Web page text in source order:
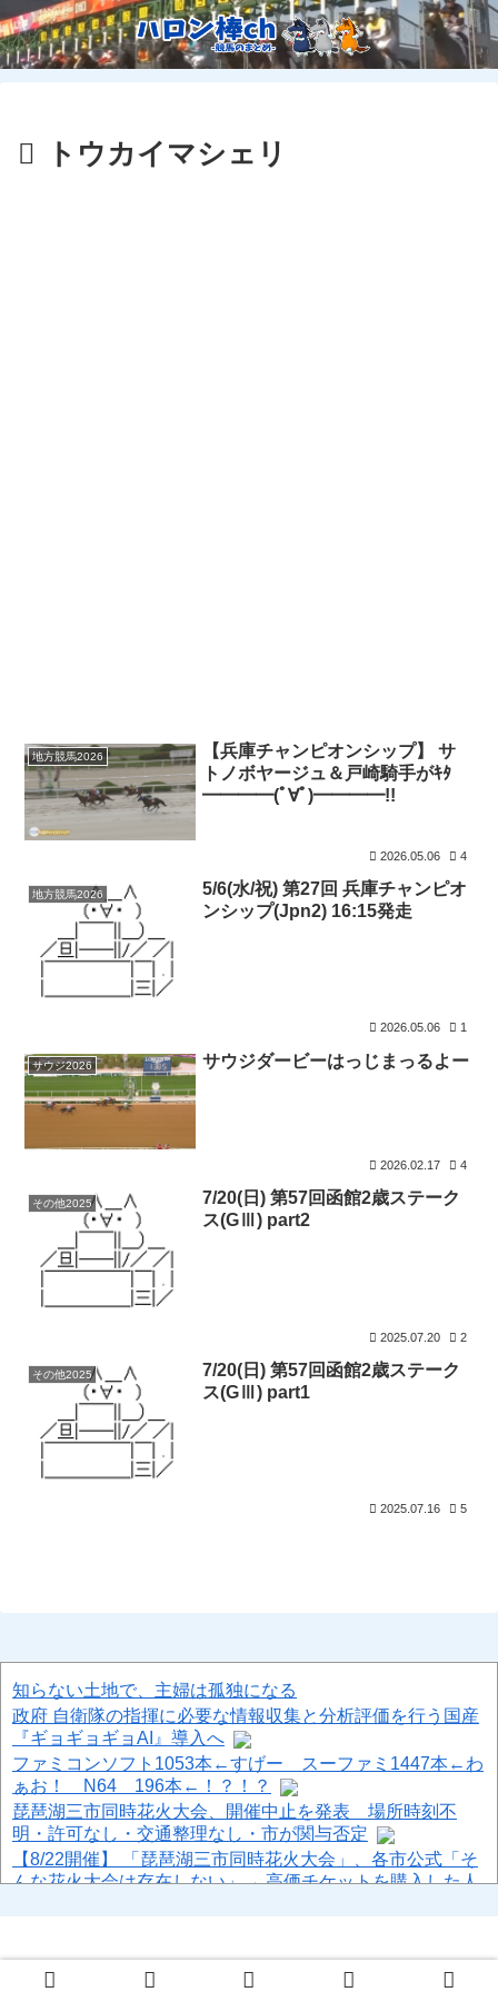
トウカイマシェリ
地方競馬2026
【兵庫チャンピオンシップ】 サ
トノボヤージュ＆戸崎騎手がｷﾀ
━━━━(ﾟ∀ﾟ)━━━━!!
2026.05.06 4
地方競馬2026
5/6(水/祝) 第27回 兵庫チャンピオ
ンシップ(Jpn2) 16:15発走
2026.05.06 1
サウジ2026 サウジダービーはっじまっるよー
2026.02.17 4
その他2025
7/20(日) 第57回函館2歳ステーク
ス(GⅢ) part2
2025.07.20 2
その他2025
7/20(日) 第57回函館2歳ステーク
ス(GⅢ) part1
2025.07.16 5
知らない土地で、主婦は孤独になる
政府 自衛隊の指揮に必要な情報収集と分析評価を行う国産
『ギョギョギョAI』導入へ
ファミコンソフト1053本←すげー スーファミ1447本←わ
ぁお！ N64 196本←！？！？
琵琶湖三市同時花火大会、開催中止を発表 場所時刻不
明・許可なし・交通整理なし・市が関与否定
【8/22開催】 「琵琶湖三市同時花火大会」、各市公式「そ
んな花火大会は存在しない」→ 高価チケットを購入した人
【目からうろこ】生姜やニンニクの保存法「全部すりおろ
© 2013-2026 ハロン棒ch.